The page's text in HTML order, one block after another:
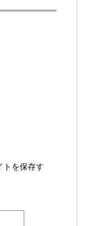
トを保存す